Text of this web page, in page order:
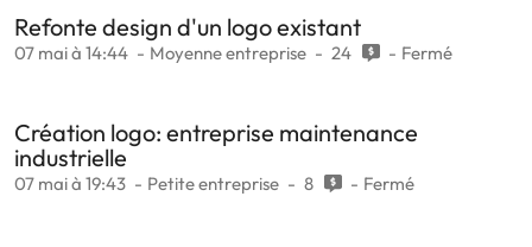
Refonte design d'un logo existant
07 mai à 14:44 Moyenne entreprise 24 Fermé
Création logo: entreprise maintenance
industrielle
07 mai à 19:43 Petite entreprise 8 Fermé